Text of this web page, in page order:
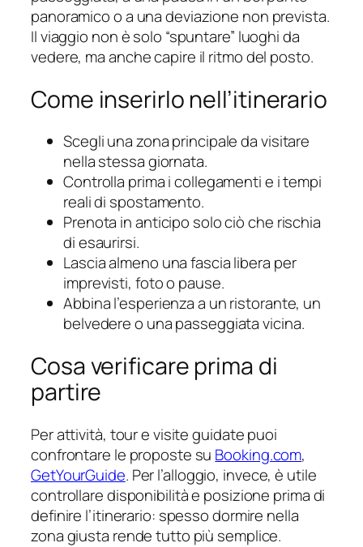
panoramico o a una deviazione non prevista.
Il viaggio non è solo “spuntare” luoghi da
vedere, ma anche capire il ritmo del posto.
Come inserirlo nell’itinerario
Scegli una zona principale da visitare
nella stessa giornata.
Controlla prima i collegamenti e i tempi
reali di spostamento.
Prenota in anticipo solo ciò che rischia
di esaurirsi.
Lascia almeno una fascia libera per
imprevisti, foto o pause.
Abbina l’esperienza a un ristorante, un
belvedere o una passeggiata vicina.
Cosa verificare prima di
partire
Per attività, tour e visite guidate puoi
confrontare le proposte su Booking.com,
GetYourGuide. Per l’alloggio, invece, è utile
controllare disponibilità e posizione prima di
definire l’itinerario: spesso dormire nella
zona giusta rende tutto più semplice.